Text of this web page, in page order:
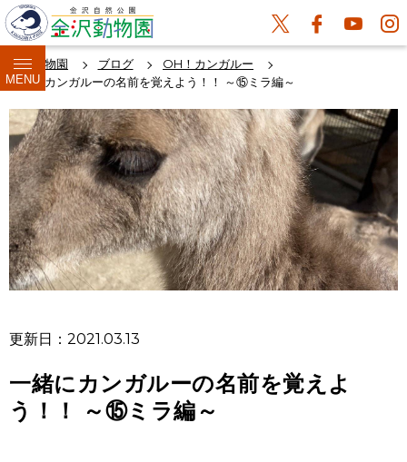
MENU
金沢動物園 ブログ
OH！カンガルー
一緒にカンガルーの名前を覚えよう！！ ～⑮ミラ編～
更新日：2021.03.13
一緒にカンガルーの名前を覚えよ
う！！ ～⑮ミラ編～